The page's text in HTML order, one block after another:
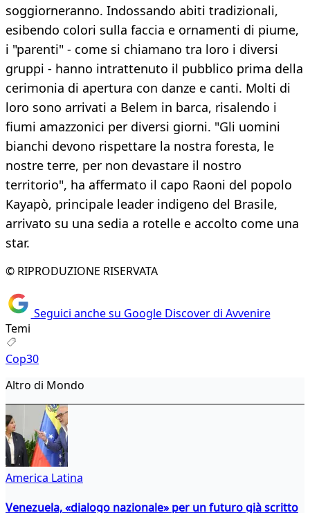
soggiorneranno. Indossando abiti tradizionali,
esibendo colori sulla faccia e ornamenti di piume,
i "parenti" - come si chiamano tra loro i diversi
gruppi - hanno intrattenuto il pubblico prima della
cerimonia di apertura con danze e canti. Molti di
loro sono arrivati a Belem in barca, risalendo i
fiumi amazzonici per diversi giorni. "Gli uomini
bianchi devono rispettare la nostra foresta, le
nostre terre, per non devastare il nostro
territorio", ha affermato il capo Raoni del popolo
Kayapò, principale leader indigeno del Brasile,
arrivato su una sedia a rotelle e accolto come una
star.
© RIPRODUZIONE RISERVATA
Seguici anche su Google Discover di Avvenire
Temi
Cop30
Altro di Mondo
America Latina
Venezuela, «dialogo nazionale» per un futuro già scritto